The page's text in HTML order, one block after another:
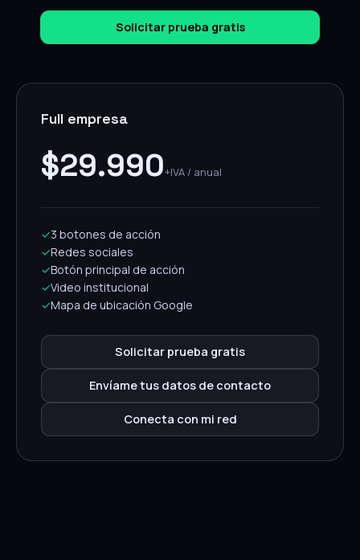
Solicitar prueba gratis
Full empresa
$29.990+IVA / anual
✓3 botones de acción
✓Redes sociales
✓Botón principal de acción
✓Video institucional
✓Mapa de ubicación Google
Solicitar prueba gratis
Envíame tus datos de contacto
Conecta con mi red